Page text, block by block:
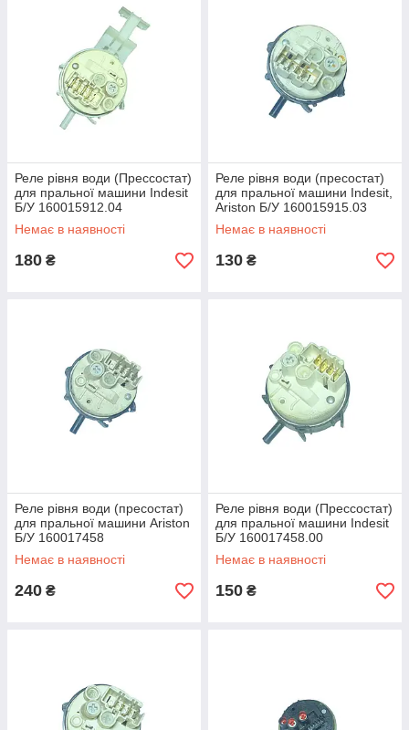
Реле рівня води (Прессостат)
для пральної машини Indesit
Б/У 160015912.04
Немає в наявності
180 ₴
Реле рівня води (пресостат)
для пральної машини Indesit,
Ariston Б/У 160015915.03
Немає в наявності
130 ₴
Реле рівня води (пресостат)
для пральної машини Ariston
Б/У 160017458
Немає в наявності
240 ₴
Реле рівня води (Прессостат)
для пральної машини Indesit
Б/У 160017458.00
Немає в наявності
150 ₴